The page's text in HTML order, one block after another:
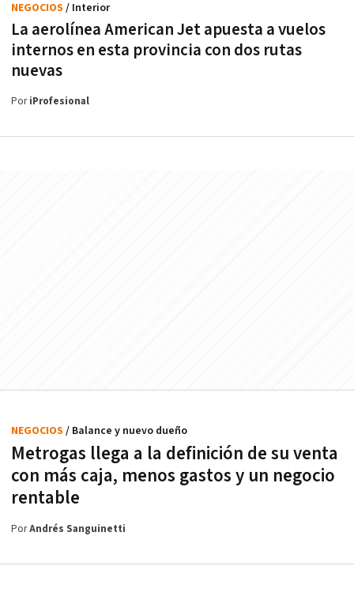
La aerolínea American Jet apuesta a vuelos
internos en esta provincia con dos rutas
nuevas
NEGOCIOS / Interior
PoriProfesional
Metrogas llega a la definición de su venta
con más caja, menos gastos y un negocio
rentable
NEGOCIOS / Balance y nuevo dueño
PorAndrés Sanguinetti